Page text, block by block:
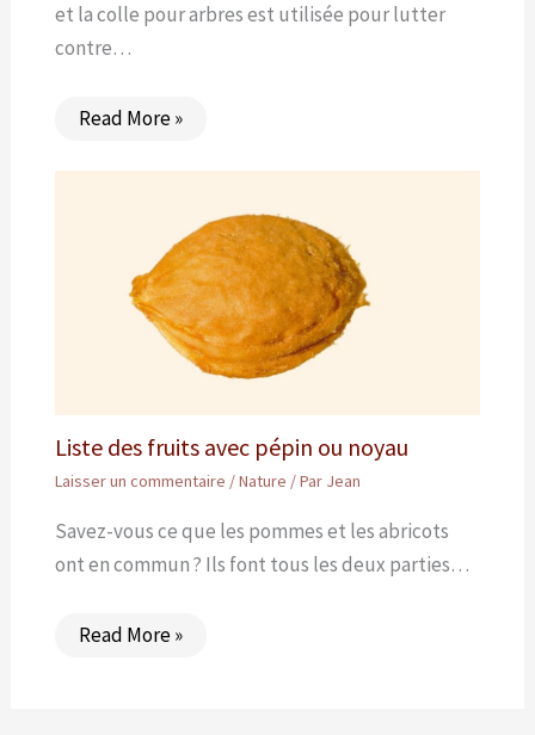
et la colle pour arbres est utilisée pour lutter
contre…
Read More »
Liste des fruits avec pépin ou noyau
Laisser un commentaire /Nature / Par Jean
Savez-vous ce que les pommes et les abricots
ont en commun ? Ils font tous les deux parties…
Read More »